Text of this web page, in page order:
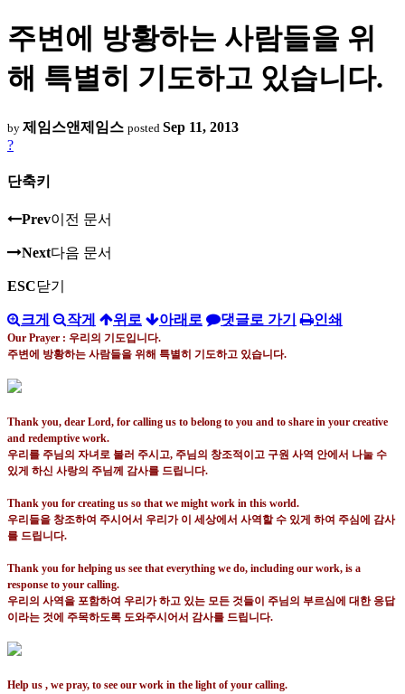
주변에 방황하는 사람들을 위
해 특별히 기도하고 있습니다.
by 제임스앤제임스 posted Sep 11, 2013
?
단축키
Prev이전 문서
Next다음 문서
ESC닫기
크게 작게 위로 아래로 댓글로 가기 인쇄
Our Prayer : 우리의 기도입니다.
주변에 방황하는 사람들을 위해 특별히 기도하고 있습니다.
Thank you, dear Lord, for calling us to belong to you and to share in your creative
and redemptive work.
우리를 주님의 자녀로 불러 주시고, 주님의 창조적이고 구원 사역 안에서 나눌 수
있게 하신 사랑의 주님께 감사를 드립니다.
Thank you for creating us so that we might work in this world.
우리들을 창조하여 주시어서 우리가 이 세상에서 사역할 수 있게 하여 주심에 감사
를 드립니다.
Thank you for helping us see that everything we do, including our work, is a
response to your calling.
우리의 사역을 포함하여 우리가 하고 있는 모든 것들이 주님의 부르심에 대한 응답
이라는 것에 주목하도록 도와주시어서 감사를 드립니다.
Help us , we pray, to see our work in the light of your calling.